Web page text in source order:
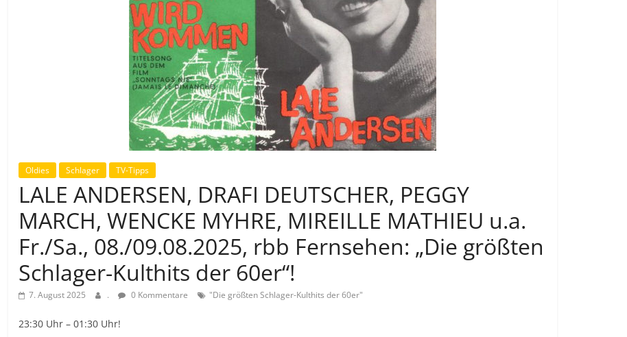
Oldies Schlager TV-Tipps
LALE ANDERSEN, DRAFI DEUTSCHER, PEGGY
MARCH, WENCKE MYHRE, MIREILLE MATHIEU u.a.
Fr./Sa., 08./09.08.2025, rbb Fernsehen: „Die größten
Schlager-Kulthits der 60er“!
7. August 2025 . 0 Kommentare "Die größten Schlager-Kulthits der 60er"
23:30 Uhr – 01:30 Uhr!